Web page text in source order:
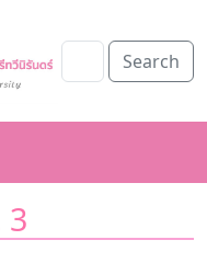
Search
3